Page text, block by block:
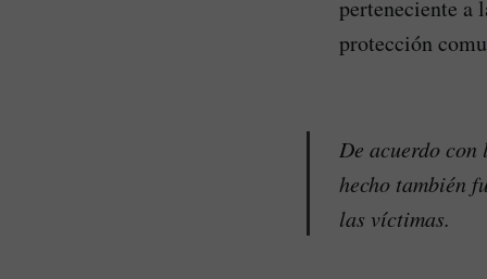
perteneciente a
protección
De acuerdo
hecho también
las víctimas.